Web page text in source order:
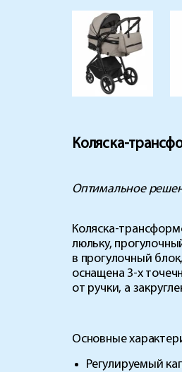
Коляска-
Оптимальное
Коляска-
люльку,
в прогулочный
оснащена 3-х
от ручки, а
Основные
Регулируемый